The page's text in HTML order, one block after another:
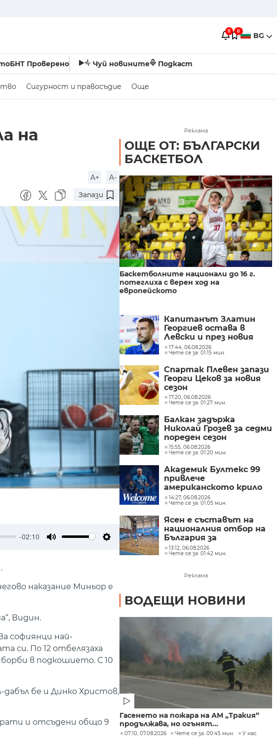
0 0 BG
БНТ Проверено Чуй новините Подкаст
Сигурност и правосъдие Още
на
A+
A-
Запази
-02:10
Settings
наказание Миньор е
Видин.
софиянци най-
си. По 12 отбелязаха
борби в подкошието. С 10
дабъл бе и Динко Христов,
и отсъдени общо 9
Реклама
ОЩЕ ОТ: БЪЛГАРСКИ
БАСКЕТБОЛ
Баскетболните национали до 16 г.
потеглиха с верен ход на
европейското
Капитанът Златин
Георгиев остава в
Левски и през новия
сезон
17:44, 06.08.2026
Чете се за: 01:15 мин.
Спартак Плевен запази
Георги Цеков за новия
сезон
17:20, 06.08.2026
Чете се за: 01:27 мин.
Балкан задържа
Николай Грозев за седми
пореден сезон
15:55, 06.08.2026
Чете се за: 01:20 мин.
Академик Бултекс 99
привлече
американското крило
Шон Мур
14:27, 06.08.2026
Чете се за: 01:05 мин.
Ясен е съставът на
националния отбор на
България за
Евробаскет за
момчета до 16 години в
13:12, 06.08.2026
Чете се за: 01:42 мин.
Реклама
ВОДЕЩИ НОВИНИ
Гасенето на пожара на АМ „Тракия“
продължава, но огънят...
07:10, 07.08.2026 Чете се за: 00:45 мин. У нас